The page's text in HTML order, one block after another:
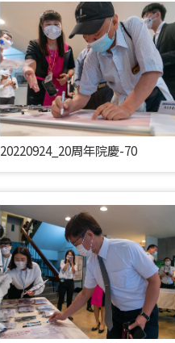
20220924_20周年院慶-70